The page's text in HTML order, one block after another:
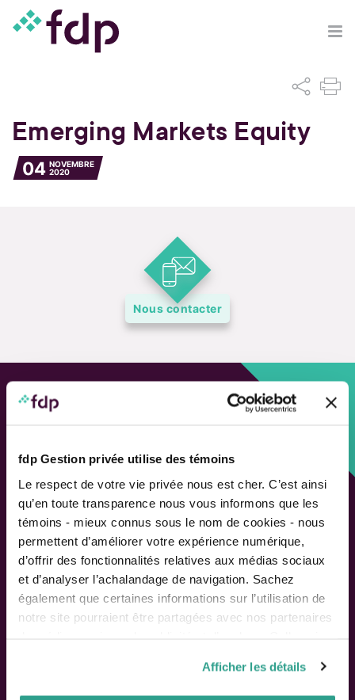
fdp Gestion privée utilise des témoins
Le respect de votre vie privée nous est cher. C’est ainsi
qu’en toute transparence nous vous informons que les
témoins - mieux connus sous le nom de cookies - nous
permettent d’améliorer votre expérience numérique,
d’offrir des fonctionnalités relatives aux médias sociaux
et d’analyser l’achalandage de navigation. Sachez
également que certaines informations sur l’utilisation de
notre site pourraient être partagées avec nos partenaires
vous leur auriez fournies ou qu’ils auraient collectées lors
de votre utilisation de leurs services.
Afficher les détails
Emerging Markets Equity
04 NOVEMBRE
2020
Nous contacter
Approche personnalisée,
LIENS RAPIDES
Outils de rendement
Calcul de performance
Publications
Parler à un conseiller
Suivez-nous